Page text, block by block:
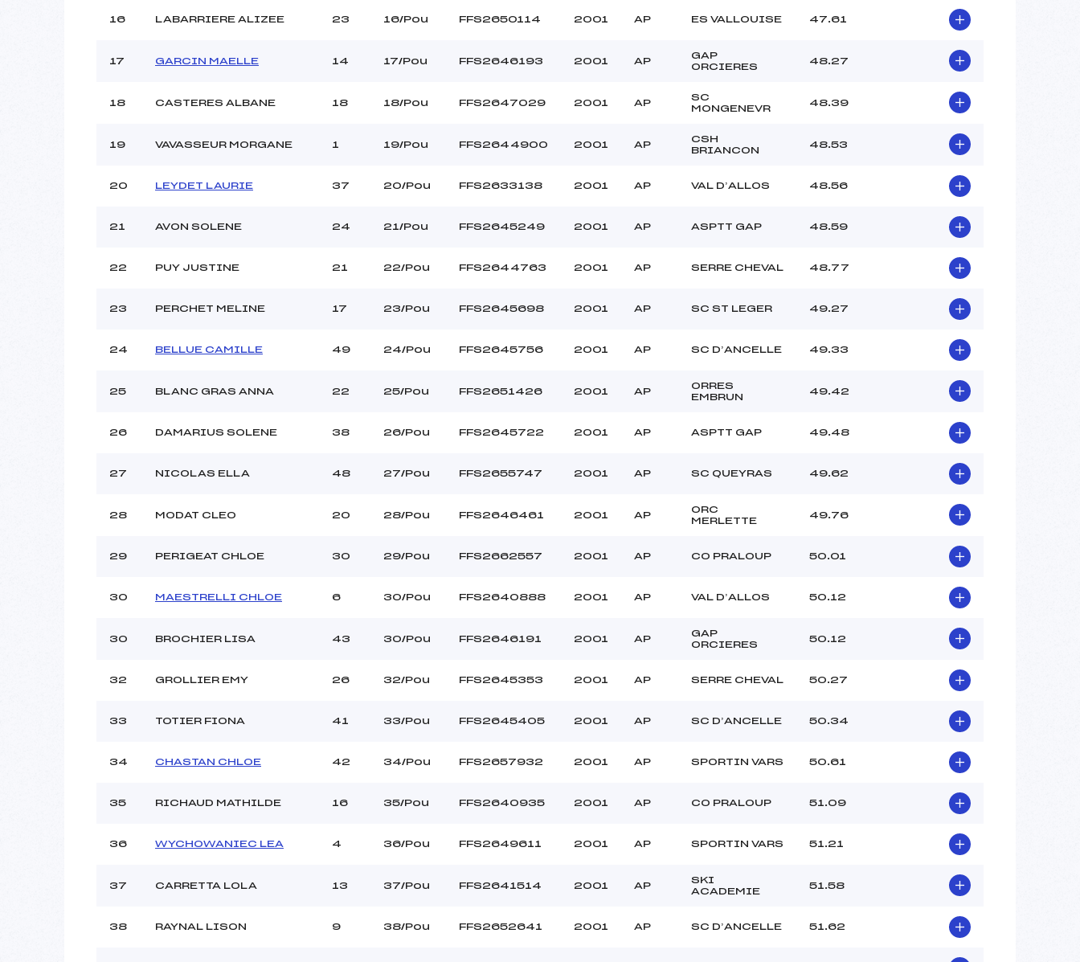
16 LABARRIERE ALIZEE 23 16/Pou FFS2650114 2001 AP ES VALLOUISE 47.61
17 GARCIN MAELLE 14 17/Pou FFS2646193 2001 AP
GAP
ORCIERES
48.27
18 CASTERES ALBANE 18 18/Pou FFS2647029 2001 AP
SC
MONGENEVR
48.39
19 VAVASSEUR MORGANE 1 19/Pou FFS2644900 2001 AP
CSH
BRIANCON
48.53
20 LEYDET LAURIE 37 20/Pou FFS2633138 2001 AP VAL D’ALLOS 48.56
21 AVON SOLENE 24 21/Pou FFS2645249 2001 AP ASPTT GAP 48.59
22 PUY JUSTINE 21 22/Pou FFS2644763 2001 AP SERRE CHEVAL 48.77
23 PERCHET MELINE 17 23/Pou FFS2645698 2001 AP SC ST LEGER 49.27
24 BELLUE CAMILLE 49 24/Pou FFS2645756 2001 AP SC D’ANCELLE 49.33
25 BLANC GRAS ANNA 22 25/Pou FFS2651426 2001 AP
ORRES
EMBRUN
49.42
26 DAMARIUS SOLENE 38 26/Pou FFS2645722 2001 AP ASPTT GAP 49.48
27 NICOLAS ELLA 48 27/Pou FFS2655747 2001 AP SC QUEYRAS 49.62
28 MODAT CLEO 20 28/Pou FFS2646461 2001 AP
ORC
MERLETTE
49.76
29 PERIGEAT CHLOE 30 29/Pou FFS2662557 2001 AP CO PRALOUP 50.01
30 MAESTRELLI CHLOE 6 30/Pou FFS2640888 2001 AP VAL D’ALLOS 50.12
30 BROCHIER LISA 43 30/Pou FFS2646191 2001 AP
GAP
ORCIERES
50.12
32 GROLLIER EMY 26 32/Pou FFS2645353 2001 AP SERRE CHEVAL 50.27
33 TOTIER FIONA 41 33/Pou FFS2645405 2001 AP SC D’ANCELLE 50.34
34 CHASTAN CHLOE 42 34/Pou FFS2657932 2001 AP SPORTIN VARS 50.61
35 RICHAUD MATHILDE 16 35/Pou FFS2640935 2001 AP CO PRALOUP 51.09
36 WYCHOWANIEC LEA 4 36/Pou FFS2649611 2001 AP SPORTIN VARS 51.21
37 CARRETTA LOLA 13 37/Pou FFS2641514 2001 AP
SKI
ACADEMIE
51.58
38 RAYNAL LISON 9 38/Pou FFS2652641 2001 AP SC D’ANCELLE 51.62